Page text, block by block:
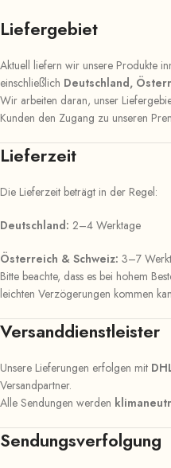
Liefergebiet
Aktuell liefern wir unsere Produkte
einschließlich Deutschland,
Wir arbeiten daran, unser
Kunden den Zugang zu unseren
Lieferzeit
Die Lieferzeit beträgt in der Regel:
Deutschland: 2–4 Werktage
Österreich & Schweiz: 3–7
Bitte beachte, dass es bei hohem
leichten Verzögerungen kommen
Versanddienstleister
Unsere Lieferungen erfolgen mit
Versandpartner.
Alle Sendungen werden
Sendungsverfolgung